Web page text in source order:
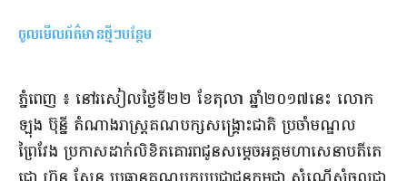
ចូលមើលព័ត៌មានថ្មីៗបន្ថែម
ភ្នំពេញ ៖ នៅ​រសៀល​ថ្ងៃទី​២២ ខែតុលា ឆ្នាំ​២០១៧​នេះ លោក
ឡុង ប៊ុ​ន្នី តំណាងរាស្ត្រ​គណបក្ស​សង្គ្រោះ​ជាតិ ប្រចាំ​មណ្ឌល​
ព្រៃវែង ប្រកាស​ដាក់​លិខិត​គោរព​ជូន​សម្តេច​អគ្គមហាសេនាបតី​តេ​